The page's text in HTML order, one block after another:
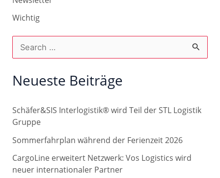
Wichtig
u
c
e
n
n
a
c
Neueste Beiträge
Schäfer&SIS Interlogistik® wird Teil der STL Logistik
Gruppe
Sommerfahrplan während der Ferienzeit 2026
CargoLine erweitert Netzwerk: Vos Logistics wird
neuer internationaler Partner